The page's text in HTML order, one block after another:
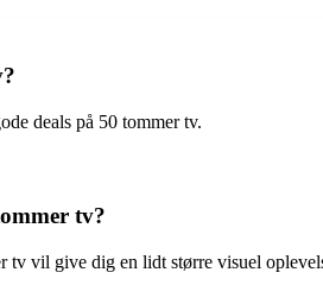
deals på 50 tommer tv.
tv?
vil give dig en lidt større visuel